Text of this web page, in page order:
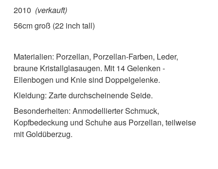
2010 (verkauft)
56cm groß (22 inch tall)
Materialien: Porzellan, Porzellan-Farben, Leder,
braune Kristallglasaugen. Mit 14 Gelenken -
Ellenbogen und Knie sind Doppelgelenke.
Kleidung: Zarte durchscheinende Seide.
Besonderheiten: Anmodellierter Schmuck,
Kopfbedeckung und Schuhe aus Porzellan, teilweise
mit Goldüberzug.